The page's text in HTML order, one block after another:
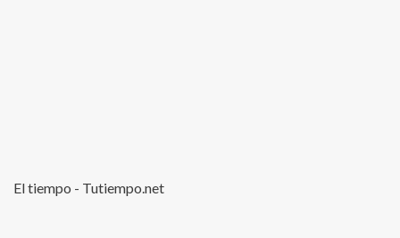
El tiempo - Tutiempo.net